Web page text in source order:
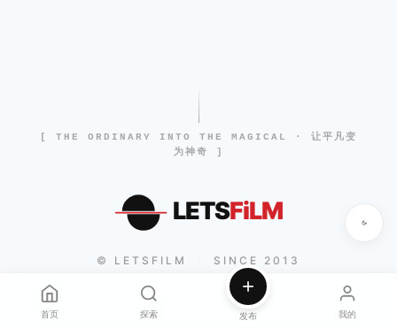
[ THE ORDINARY INTO THE MAGICAL · 让平凡变
为神奇 ]
LETSFiLM
© LETSFILM SINCE 2013
首页 探索 发布 我的